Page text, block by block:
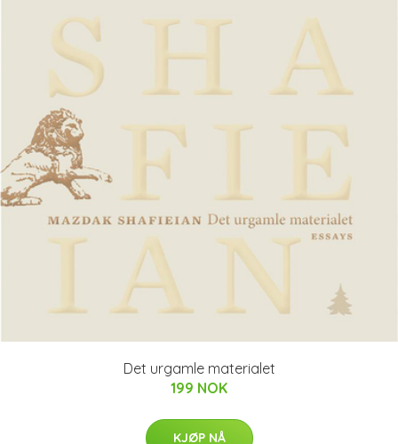
Det urgamle materialet
199 NOK
KJØP NÅ